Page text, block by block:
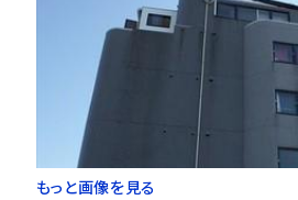
もっと画像を見る